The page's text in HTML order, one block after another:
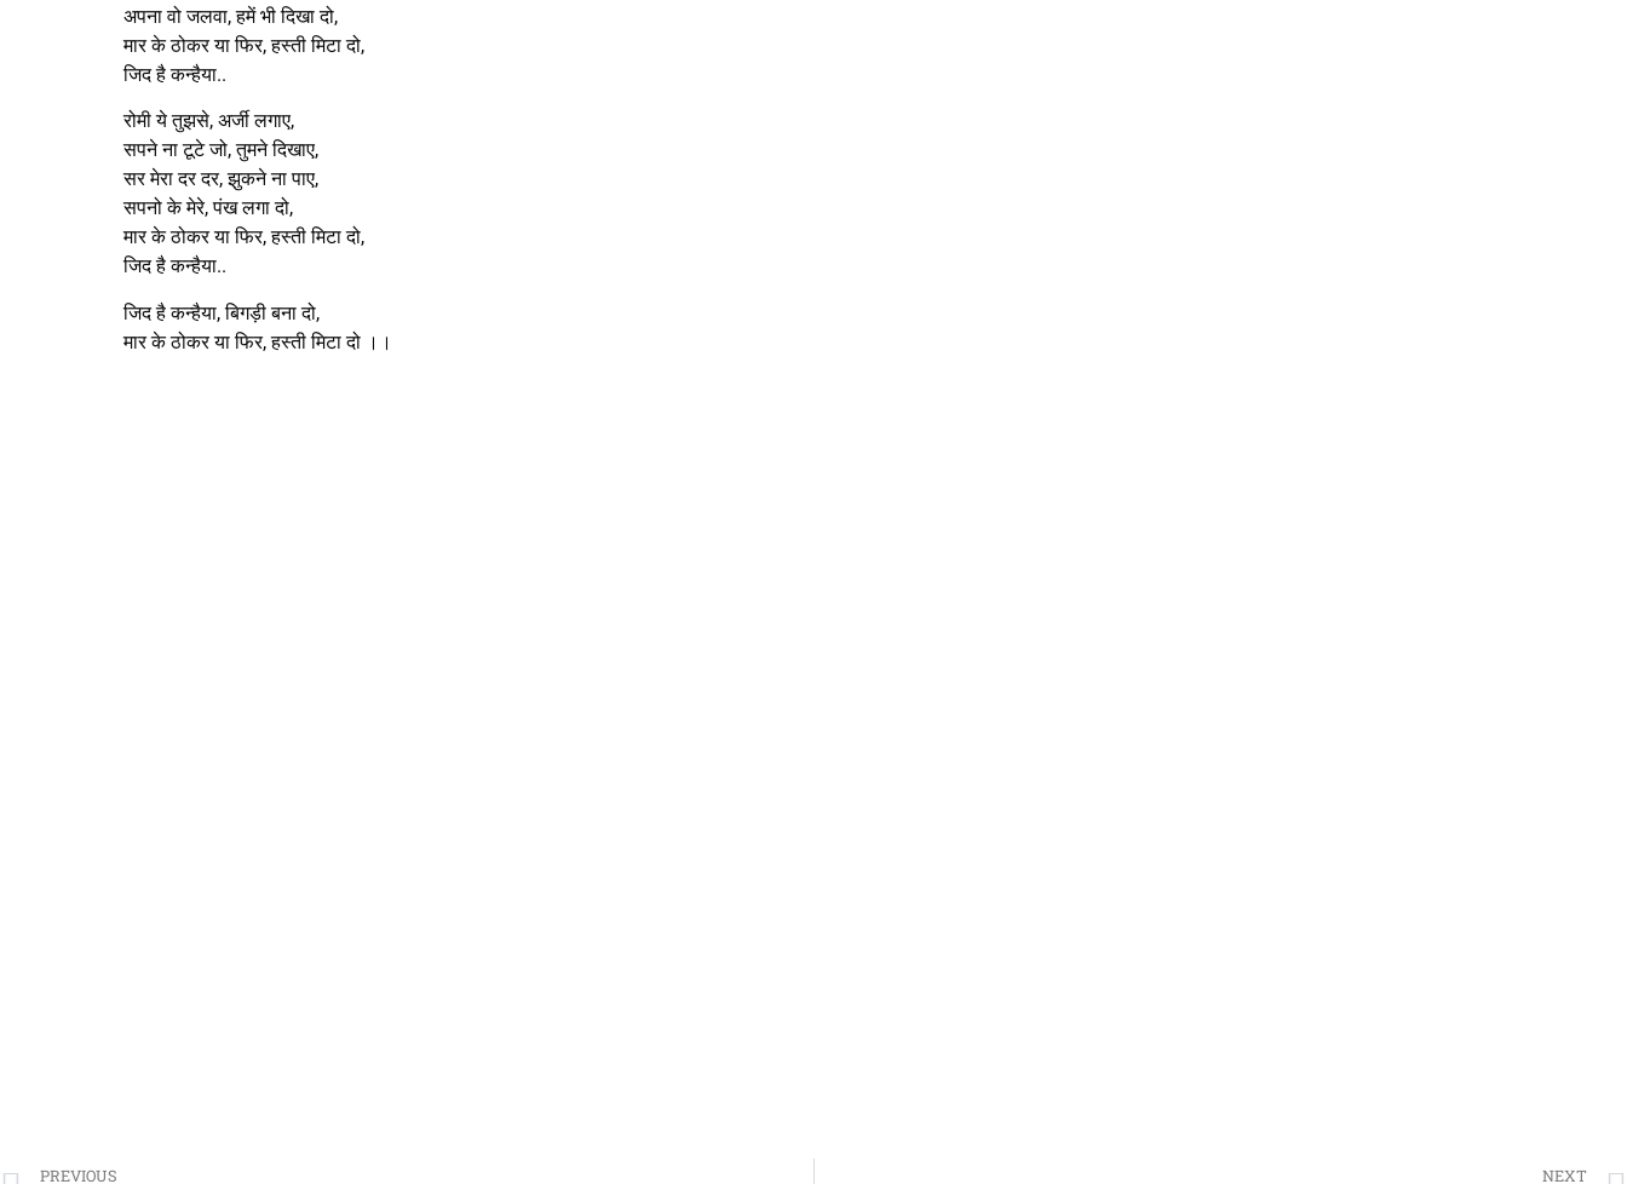
अपना वो जलवा, हमें भी दिखा दो,
मार के ठोकर या फिर, हस्ती मिटा दो,
जिद है कन्हैया..
रोमी ये तुझसे, अर्जी लगाए,
सपने ना टूटे जो, तुमने दिखाए,
सर मेरा दर दर, झुकने ना पाए,
सपनो के मेरे, पंख लगा दो,
मार के ठोकर या फिर, हस्ती मिटा दो,
जिद है कन्हैया..
जिद है कन्हैया, बिगड़ी बना दो,
मार के ठोकर या फिर, हस्ती मिटा दो ।।
PREVIOUS NEXT